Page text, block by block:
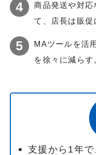
商品発送や対応
て、店長は販促
MAツールを活
を徐々に減らす
支援から1年